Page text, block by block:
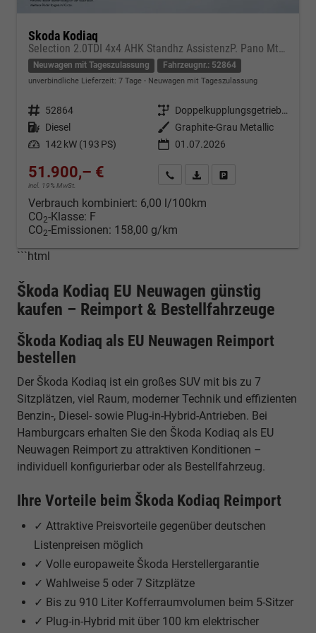
Skoda Kodiaq
Selection 2.0TDI 4x4 AHK Standhz AssistenzP. Pano MtrxLED PerformanceP. Nav
Neuwagen mit Tageszulassung Fahrzeugnr.: 52864
unverbindliche Lieferzeit: 7 Tage Neuwagen mit Tageszulassung
Fahrzeugnr. 52864 Getriebe
Doppelkupplungsgetriebe (DSG)
Kraftstoff Diesel Außenfarbe
Graphite-Grau Metallic
Leistung 142 kW (193 PS) 01.07.2026
51.900,– €
incl. 19% MwSt.
Kontakt & Angebot anfordern
PDF-Datei, Fahrzeugexposé
Verbrauch kombiniert: 6,00 l/100km
CO2-Klasse: F
CO2-Emissionen: 158,00 g/km
```html
Škoda Kodiaq EU Neuwagen günstig
kaufen – Reimport & Bestellfahrzeuge
Škoda Kodiaq als EU Neuwagen Reimport
bestellen
Der Škoda Kodiaq ist ein großes SUV mit bis zu 7
Sitzplätzen, viel Raum, moderner Technik und effizienten
Benzin-, Diesel- sowie Plug-in-Hybrid-Antrieben. Bei
Hamburgcars erhalten Sie den Škoda Kodiaq als EU
Neuwagen Reimport zu attraktiven Konditionen –
individuell konfigurierbar oder als Bestellfahrzeug.
Ihre Vorteile beim Škoda Kodiaq Reimport
✓ Attraktive Preisvorteile gegenüber deutschen
Listenpreisen möglich
✓ Volle europaweite Škoda Herstellergarantie
✓ Wahlweise 5 oder 7 Sitzplätze
✓ Bis zu 910 Liter Kofferraumvolumen beim 5-Sitzer
✓ Plug-in-Hybrid mit über 100 km elektrischer